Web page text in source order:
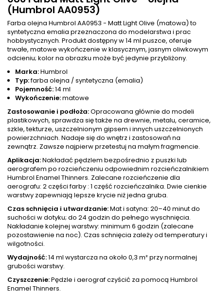
(Humbrol AA0953)
Farba olejna Humbrol AA0953 - Matt Light Olive (matowa) to
syntetyczna emalia przeznaczona do modelarstwa i prac
hobbystycznych. Produkt dostępny w 14 ml puszce, oferuje
trwałe, matowe wykończenie w klasycznym, jasnym oliwkowym
odcieniu; kolor na obrazku może być jedynie przybliżony.
Marka:Humbrol
Typ:farba olejna / syntetyczna (emalia)
Pojemność:14 ml
Wykończenie:matowe
Zastosowanie i podłoża:Opracowana głównie do modeli
plastikowych, sprawdza się także na drewnie, metalu, ceramice,
szkle, tekturze, uszczelnionym gipsem i innych uszczelnionych
powierzchniach. Nadaje się do wnętrz i zastosowań na
zewnątrz. Zawsze najpierw przetestuj na małym fragmencie.
Aplikacja:Nakładać pędzlem bezpośrednio z puszki lub
aerografem po rozcieńczeniu odpowiednim rozcieńczalnikiem
Humbrol Enamel Thinners. Zalecane rozcieńczenie dla
aerografu: 2 części farby : 1 część rozcieńczalnika. Dwie cienkie
warstwy zapewniają lepsze krycie niż jedna gruba.
Czas schnięcia i utwardzanie:Mat i satyna: 20–40 minut do
suchości w dotyku; do 24 godzin do pełnego wyschnięcia.
Nakładanie kolejnej warstwy: minimum 6 godzin (zalecane
pozostawienie na noc). Czas schnięcia zależy od temperatury i
wilgotności.
Wydajność:14 ml wystarcza na około 0,3 m² przy normalnej
grubości warstwy.
Czyszczenie:Pędzle i aerograf czyścić za pomocą Humbrol
Enamel Thinners.